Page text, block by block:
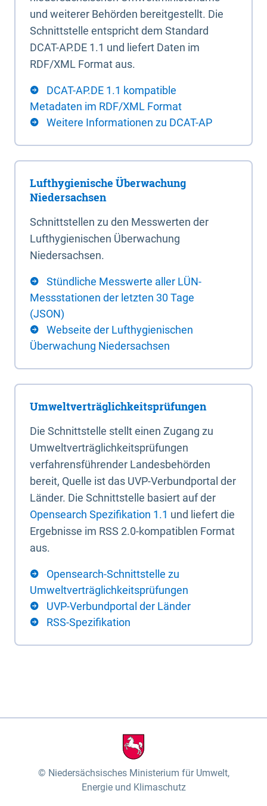
und weiterer Behörden bereitgestellt. Die
Schnittstelle entspricht dem Standard
DCAT-AP.DE 1.1 und liefert Daten im
RDF/XML Format aus.
DCAT-AP.DE 1.1 kompatible
Metadaten im RDF/XML Format
Weitere Informationen zu DCAT-AP
Lufthygienische Überwachung
Niedersachsen
Schnittstellen zu den Messwerten der
Lufthygienischen Überwachung
Niedersachsen.
Stündliche Messwerte aller LÜN-
Messstationen der letzten 30 Tage
(JSON)
Webseite der Lufthygienischen
Überwachung Niedersachsen
Umweltverträglichkeitsprüfungen
Die Schnittstelle stellt einen Zugang zu
Umweltverträglichkeitsprüfungen
verfahrensführender Landesbehörden
bereit, Quelle ist das UVP-Verbundportal der
Länder. Die Schnittstelle basiert auf der
Opensearch Spezifikation 1.1 und liefert die
Ergebnisse im RSS 2.0-kompatiblen Format
aus.
Opensearch-Schnittstelle zu
Umweltverträglichkeitsprüfungen
UVP-Verbundportal der Länder
RSS-Spezifikation
Niedersächsisches Ministerium für Umwelt,
Energie und Klimaschutz